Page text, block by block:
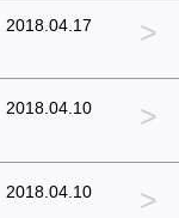
2018.04.17 >
2018.04.10 >
2018.04.10 >